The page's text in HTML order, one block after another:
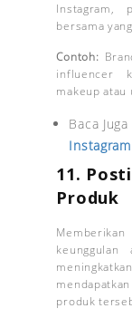
Instagram,
bersama
Contoh:
influencer
makeup atau
Baca Juga
11.
Produk
produk